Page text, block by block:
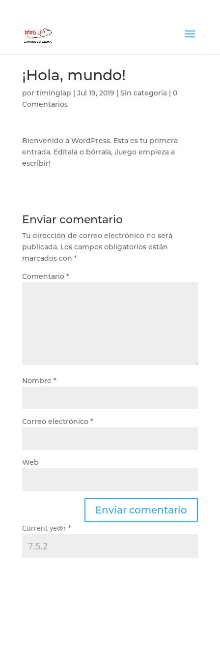
¡Hola, mundo!
por timinglap | Jul 19, 2019 | Sin categoría| 0
Comentarios
Bienvenido a WordPress. Esta es tu primera
entrada. Edítala o bórrala, ¡luego empieza a
escribir!
Enviar comentario
Tu dirección de correo electrónico no será
publicada. Los campos obligatorios están
marcados con *
Comentario *
Nombre *
Correo electrónico *
Web
Current ye@r *